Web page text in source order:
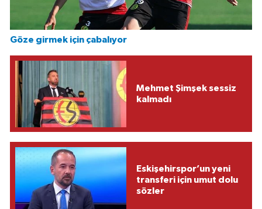
Göze girmek için çabalıyor
Mehmet Şimşek sessiz
kalmadı
Eskişehirspor’un yeni
transferi için umut dolu
sözler